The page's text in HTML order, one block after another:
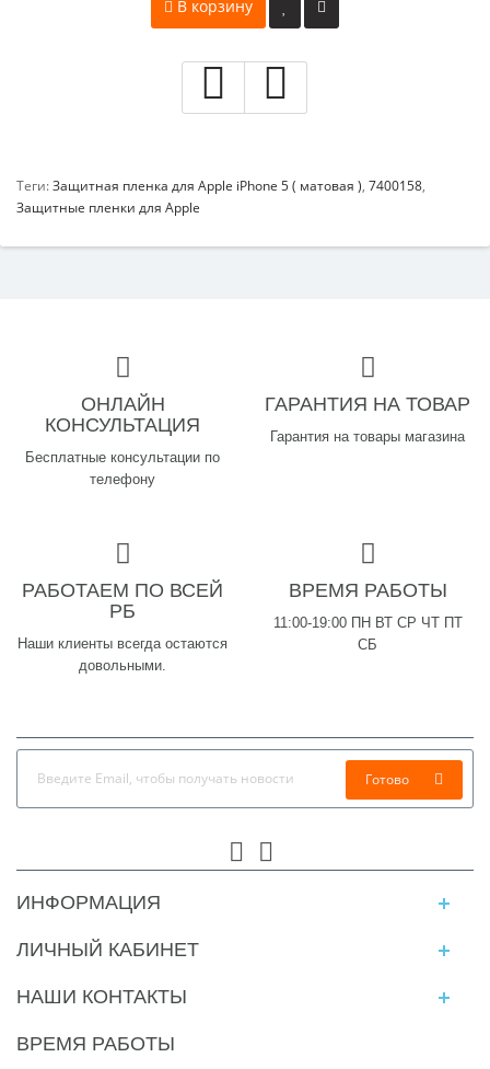
В корзину
Теги:Защитная пленка для Apple iPhone 5 ( матовая ), 7400158,
Защитные пленки для Apple
ОНЛАЙН
КОНСУЛЬТАЦИЯ
Бесплатные консультации по
телефону
ГАРАНТИЯ НА ТОВАР
Гарантия на товары магазина
РАБОТАЕМ ПО ВСЕЙ
РБ
Наши клиенты всегда остаются
довольными.
ВРЕМЯ РАБОТЫ
11:00-19:00 ПН ВТ СР ЧТ ПТ
СБ
Готово
ИНФОРМАЦИЯ
ЛИЧНЫЙ КАБИНЕТ
НАШИ КОНТАКТЫ
ВРЕМЯ РАБОТЫ